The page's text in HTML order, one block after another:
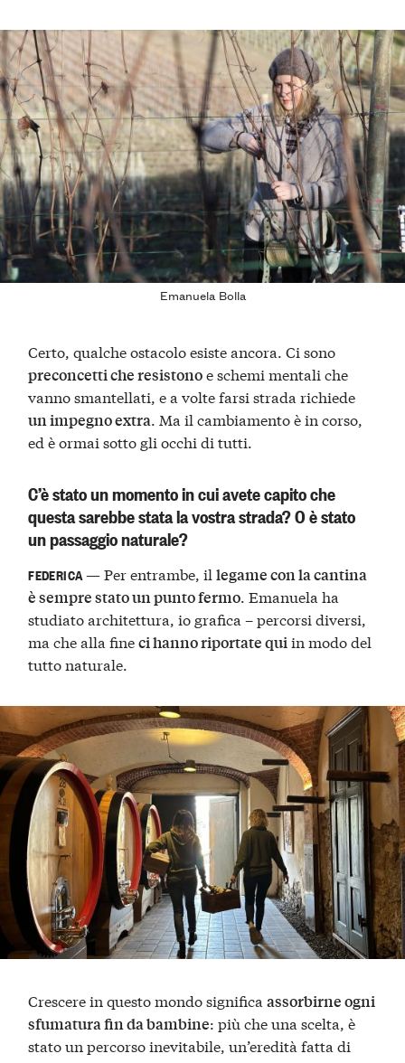
Emanuela Bolla
Certo, qualche ostacolo esiste ancora. Ci sono
preconcetti che resistonoe schemi mentali che
vanno smantellati, e a volte farsi strada richiede
un impegno extra. Ma il cambiamento è in corso,
ed è ormai sotto gli occhi di tutti.
C’è stato un momento in cui avete capito che
questa sarebbe stata la vostra strada? O è stato
un passaggio naturale?
FEDERICA— Per entrambe, illegame con la cantina
è sempre stato un punto fermo. Emanuela ha
studiato architettura, io grafica – percorsi diversi,
ma che alla fineci hanno riportate quiin modo del
tutto naturale.
Crescere in questo mondo significaassorbirne ogni
sfumatura fin da bambine: più che una scelta, è
stato un percorso inevitabile, un’eredità fatta di